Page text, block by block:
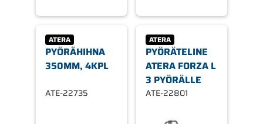
ATERA
PYÖRÄHIHNA
350MM, 4KPL
ATE-22735
ATERA
PYÖRÄTELINE
ATERA FORZA L
3 PYÖRÄLLE
ATE-22801